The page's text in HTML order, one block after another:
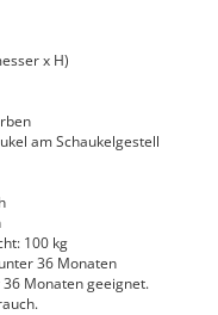
x H)
am Schaukelgestell
100 kg
36 Monaten
36 Monaten geeignet.